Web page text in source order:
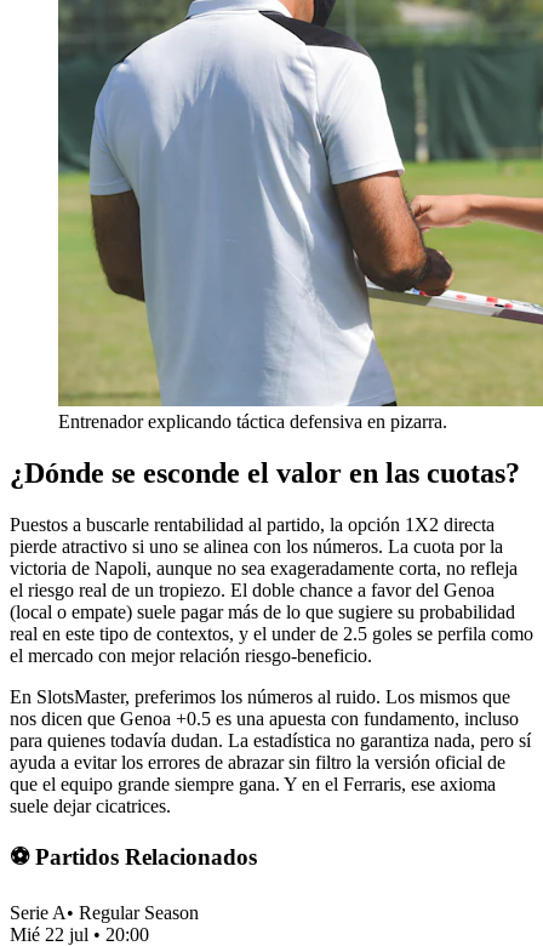
Entrenador explicando táctica defensiva en pizarra.
¿Dónde se esconde el valor en las cuotas?
Puestos a buscarle rentabilidad al partido, la opción 1X2 directa
pierde atractivo si uno se alinea con los números. La cuota por la
victoria de Napoli, aunque no sea exageradamente corta, no refleja
el riesgo real de un tropiezo. El doble chance a favor del Genoa
(local o empate) suele pagar más de lo que sugiere su probabilidad
real en este tipo de contextos, y el under de 2.5 goles se perfila como
el mercado con mejor relación riesgo-beneficio.
En SlotsMaster, preferimos los números al ruido. Los mismos que
nos dicen que Genoa +0.5 es una apuesta con fundamento, incluso
para quienes todavía dudan. La estadística no garantiza nada, pero sí
ayuda a evitar los errores de abrazar sin filtro la versión oficial de
que el equipo grande siempre gana. Y en el Ferraris, ese axioma
suele dejar cicatrices.
⚽ Partidos Relacionados
Serie A• Regular Season
Mié 22 jul • 20:00